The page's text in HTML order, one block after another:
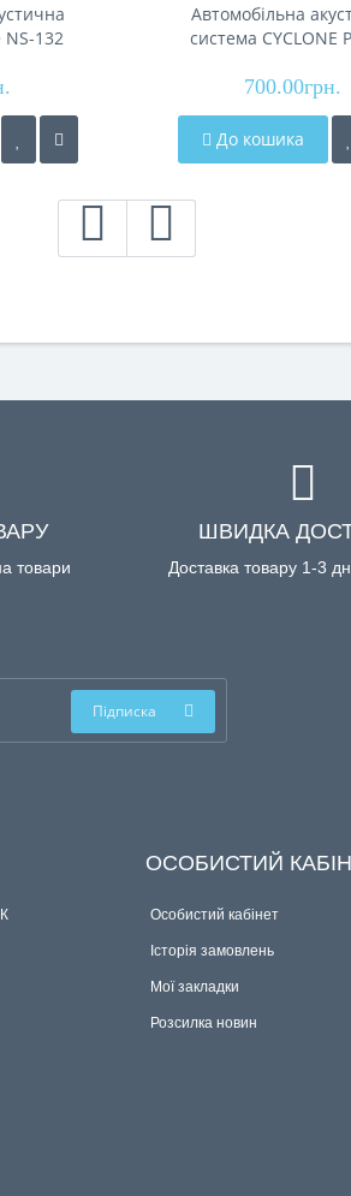
132
Автомобільна
система CYCLONE
700.00грн.
До кошика
товари
ШВИДКА
Доставка товару 1-3
Підписка
ОСОБИСТИЙ
Особистий кабінет
Історія замовлень
Мої закладки
Розсилка новин